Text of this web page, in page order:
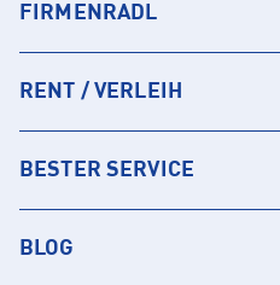
FIRMENRADL
RENT / VERLEIH
BESTER SERVICE
BLOG